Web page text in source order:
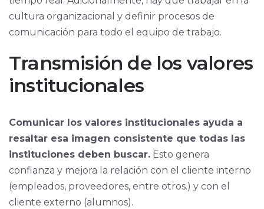
cultura organizacional y definir procesos de
comunicación para todo el equipo de trabajo.
Transmisión de los valores
institucionales
Comunicar los valores institucionales ayuda a
resaltar esa imagen consistente que todas las
instituciones deben buscar. Esto genera
confianza y mejora la relación con el cliente interno
(empleados, proveedores, entre otros.) y con el
cliente externo (alumnos).